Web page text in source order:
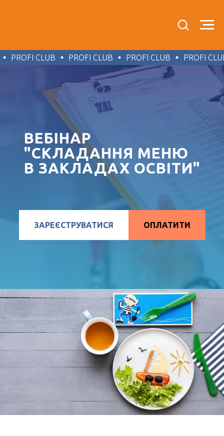
CLUB PROFI CLUB PROFI CLUB PROFI CLUB
ВЕБІНАР
"СКЛАДАННЯ МЕНЮ
В ЗАКЛАДАХ ОСВІТИ"
ЗАРЕЄСТРУВАТИСЯ ОПЛАТИТИ